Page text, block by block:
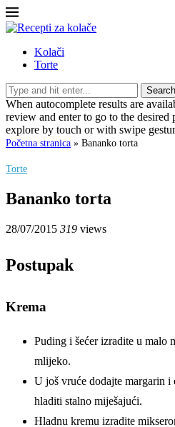
Kolači
Torte
Search
When autocomplete results are
review and enter to go to the desired
explore by touch or with swipe
Početna stranica » Bananko torta
Torte
Bananko torta
28/07/2015 319 views
Postupak
Krema
Puding i šećer izradite u malo
mlijeko.
U još vruće dodajte margarin i
hladiti stalno miješajući.
Hladnu kremu izradite